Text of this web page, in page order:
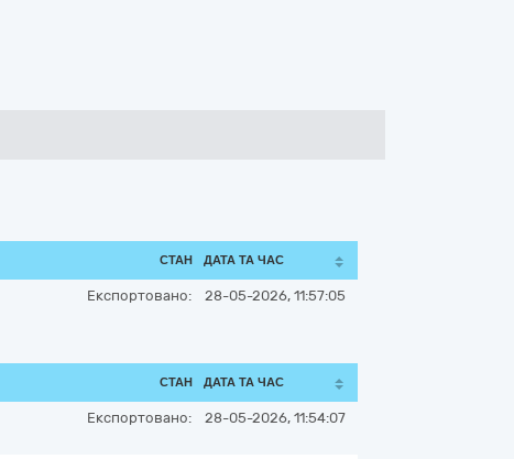
СТАН ДАТА ТА ЧАС
Експортовано: 28-05-2026, 11:57:05
СТАН ДАТА ТА ЧАС
Експортовано: 28-05-2026, 11:54:07